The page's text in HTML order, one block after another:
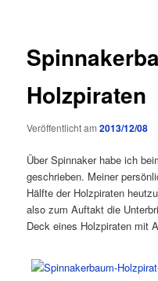
Holzpiraten
Veröffentlicht am2013/12/08
Über Spinnaker habe ich
geschrieben. Meiner
Hälfte der Holzpiraten
also zum Auftakt die
Deck eines Holzpiraten mit